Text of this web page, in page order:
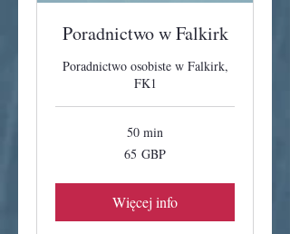
Poradnictwo w Falkirk
Poradnictwo osobiste w Falkirk,
FK1
50 min
65 GBP
Więcej info